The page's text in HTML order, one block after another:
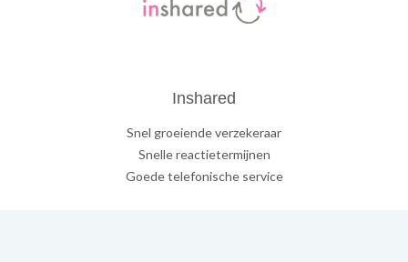
Inshared
Snel groeiende verzekeraar
Snelle reactietermijnen
Goede telefonische service